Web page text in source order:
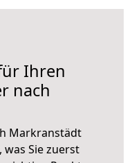
Ihren
nach
Markranstädt
Sie zuerst